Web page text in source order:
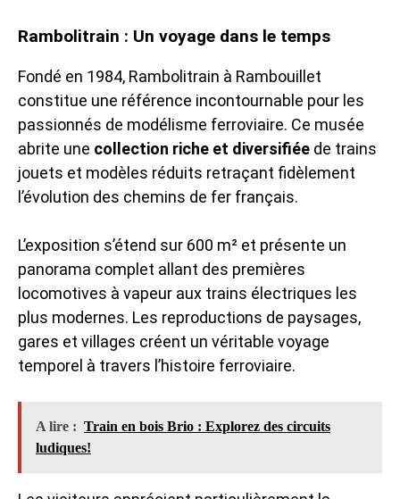
Rambolitrain : Un voyage dans le temps
Fondé en 1984, Rambolitrain à Rambouillet
constitue une référence incontournable pour les
passionnés de modélisme ferroviaire. Ce musée
abrite une collection riche et diversifiée de trains
jouets et modèles réduits retraçant fidèlement
l’évolution des chemins de fer français.
L’exposition s’étend sur 600 m² et présente un
panorama complet allant des premières
locomotives à vapeur aux trains électriques les
plus modernes. Les reproductions de paysages,
gares et villages créent un véritable voyage
temporel à travers l’histoire ferroviaire.
A lire : Train en bois Brio : Explorez des circuits
ludiques!